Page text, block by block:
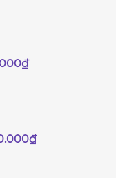
₫
₫